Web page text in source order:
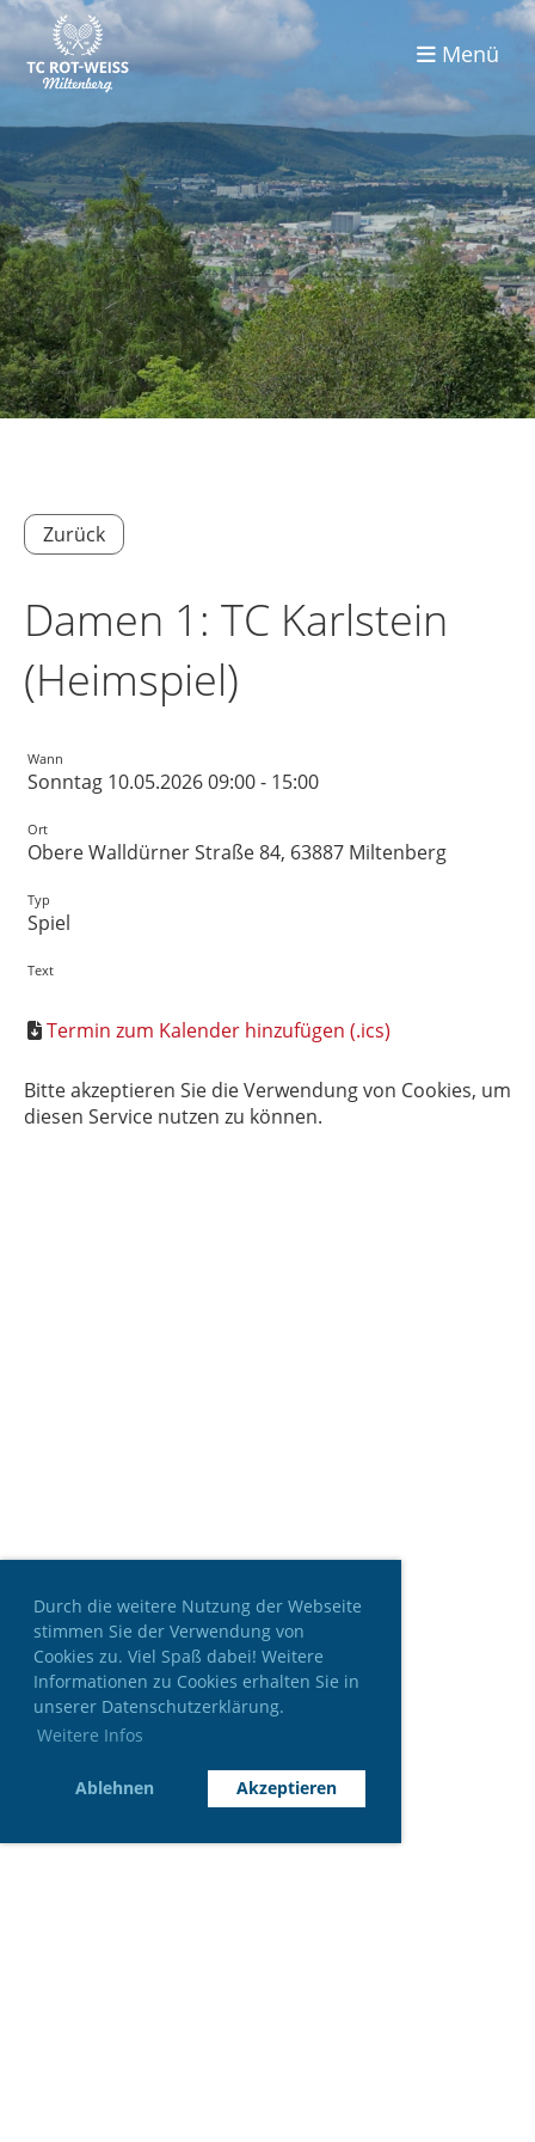
Durch die weitere Nutzung der Webseite
stimmen Sie der Verwendung von
Cookies zu. Viel Spaß dabei! Weitere
Informationen zu Cookies erhalten Sie in
unserer Datenschutzerklärung.
Weitere Infos
Ablehnen Akzeptieren
Menü
Zurück
Damen 1: TC Karlstein
(Heimspiel)
Wann
Sonntag 10.05.2026 09:00 - 15:00
Ort
Obere Walldürner Straße 84, 63887 Miltenberg
Typ
Spiel
Text
Termin zum Kalender hinzufügen (.ics)
Bitte akzeptieren Sie die Verwendung von Cookies, um
diesen Service nutzen zu können.